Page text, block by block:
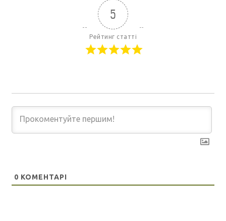
5
Рейтинг статті
0 КОМЕНТАРІ